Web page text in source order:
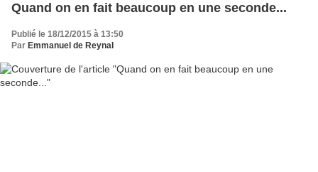
Quand on en fait beaucoup en une seconde...
Publié le 18/12/2015 à 13:50
Par Emmanuel de Reynal